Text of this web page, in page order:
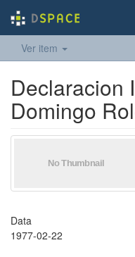
Ver item
Declaracion
Domingo
Data
1977-02-22